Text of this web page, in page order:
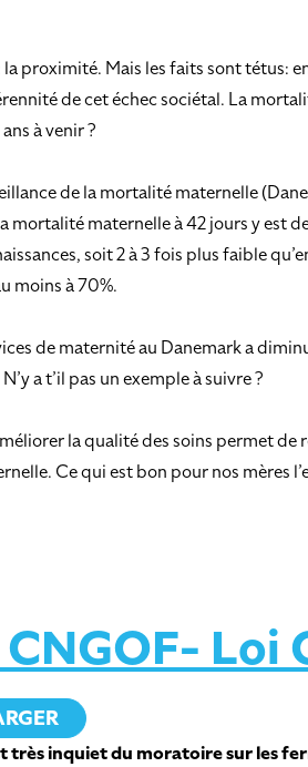
proximité. Mais les faits sont tétus:
de cet échec sociétal. La
à venir ?
de la mortalité maternelle
mortalité maternelle à 42 jours y
soit 2 à 3 fois plus faible
moins à 70%.
de maternité au Danemark a
a t’il pas un exemple à suivre ?
la qualité des soins permet de
Ce qui est bon pour nos mères
Loi
inquiet du moratoire sur les